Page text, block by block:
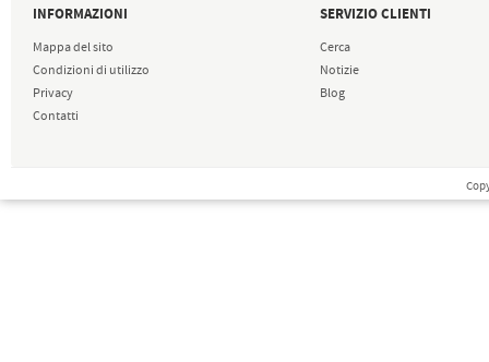
INFORMAZIONI
Mappa del sito
Condizioni di utilizzo
Privacy
Contatti
SERVIZIO CLIENTI
Cerca
Notizie
Blog